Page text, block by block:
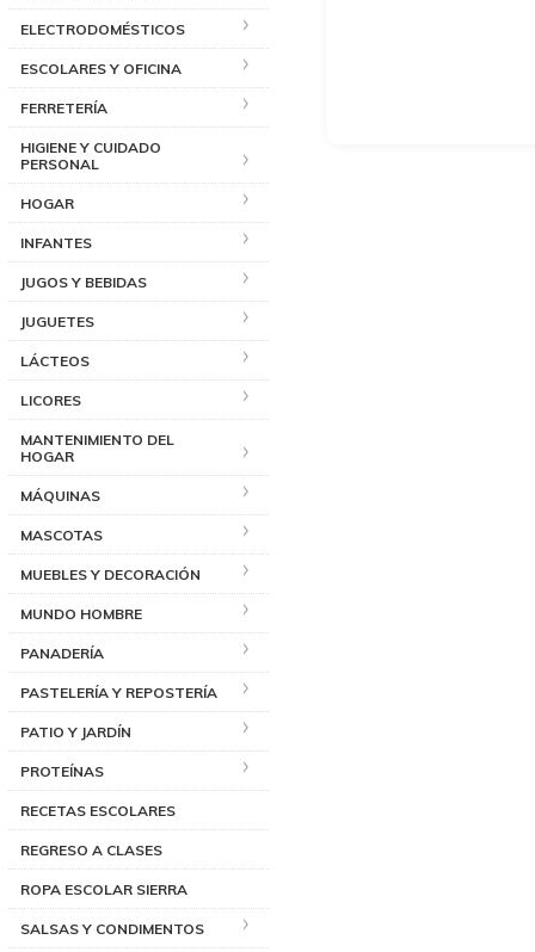
ELECTRODOMÉSTICOS
ESCOLARES Y OFICINA
FERRETERÍA
HIGIENE Y CUIDADO
PERSONAL
HOGAR
INFANTES
JUGOS Y BEBIDAS
JUGUETES
LÁCTEOS
LICORES
MANTENIMIENTO DEL
HOGAR
MÁQUINAS
MASCOTAS
MUEBLES Y DECORACIÓN
MUNDO HOMBRE
PANADERÍA
PASTELERÍA Y REPOSTERÍA
PATIO Y JARDÍN
PROTEÍNAS
RECETAS ESCOLARES
REGRESO A CLASES
ROPA ESCOLAR SIERRA
SALSAS Y CONDIMENTOS